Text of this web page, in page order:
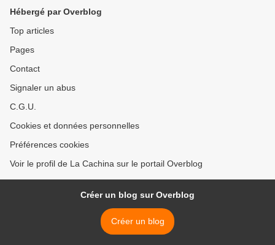
Hébergé par Overblog
Top articles
Pages
Contact
Signaler un abus
C.G.U.
Cookies et données personnelles
Préférences cookies
Voir le profil de La Cachina sur le portail Overblog
Créer un blog sur Overblog
Créer un blog